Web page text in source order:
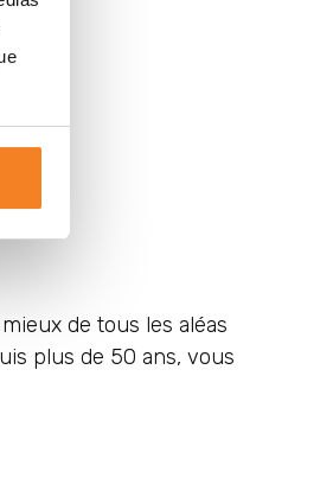
de tous les aléas
plus de 50 ans, vous